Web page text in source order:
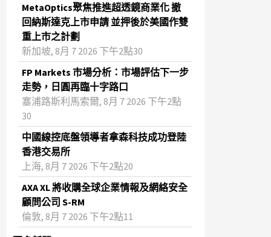
MetaOptics聚焦推進超透鏡商業化 撤
回納斯達克上市申請 並押後於美國作雙
重上市之計劃
新加坡, 8月 7 2026 下午2點30
FP Markets 市場分析：市場評估下一步
走勢，日圓再臨十字路口
塞浦路斯利馬索爾, 8月 7 2026 下午2點
30
中國線控底盤領導者拿森科技成功登陸
香港交易所
上海, 8月 7 2026 下午2點20
AXA XL 將收購全球企業情報及網絡安全
顧問公司 S-RM
倫敦, 8月 7 2026 下午2點11